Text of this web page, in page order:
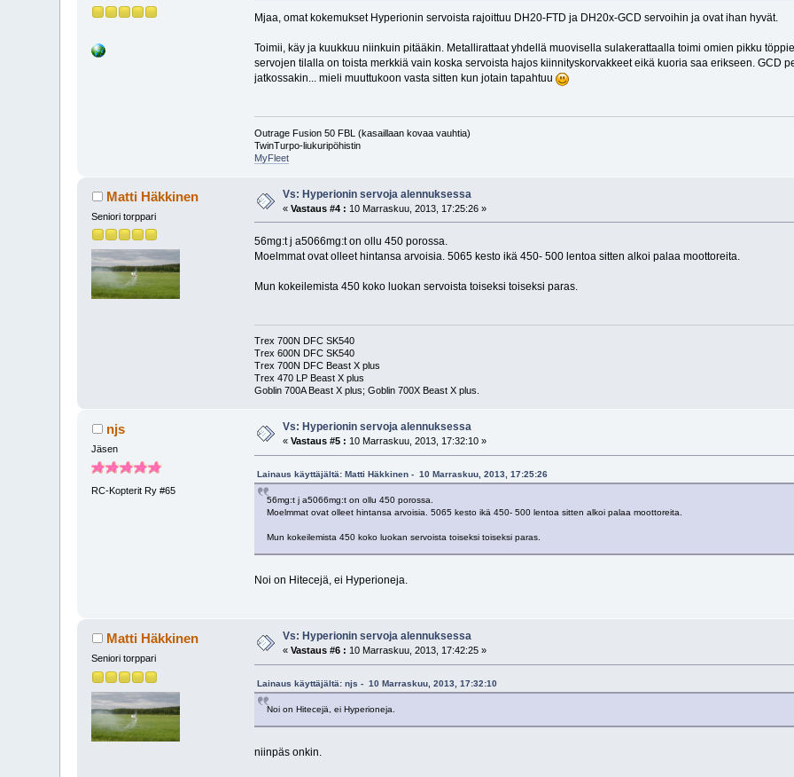
Mjaa, omat kokemukset Hyperionin servoista rajoittuu DH20-FTD ja DH20x-GCD servoihin ja ovat ihan hyvät.
Toimii, käy ja kuukkuu niinkuin pitääkin. Metallirattaat yhdellä muovisella sulakerattaalla toimi omien pikku
servojen tilalla on toista merkkiä vain koska servoista hajos kiinnityskorvakkeet eikä kuoria saa erikseen. GCD
jatkossakin... mieli muuttukoon vasta sitten kun jotain tapahtuu
Outrage Fusion 50 FBL (kasaillaan kovaa vauhtia)
TwinTurpo-liukuripöhistin
MyFleet
Matti Häkkinen
Seniori torppari
Vs: Hyperionin servoja alennuksessa
«Vastaus #4 : 10 Marraskuu, 2013, 17:25:26 »
56mg:t j a5066mg:t on ollu 450 porossa.
Moelmmat ovat olleet hintansa arvoisia. 5065 kesto ikä 450- 500 lentoa sitten alkoi palaa moottoreita.
Mun kokeilemista 450 koko luokan servoista toiseksi toiseksi paras.
Trex 700N DFC SK540
Trex 600N DFC SK540
Trex 700N DFC Beast X plus
Trex 470 LP Beast X plus
Goblin 700A Beast X plus; Goblin 700X Beast X plus.
njs
Jäsen
RC-Kopterit Ry #65
Vs: Hyperionin servoja alennuksessa
«Vastaus #5 : 10 Marraskuu, 2013, 17:32:10 »
Lainaus käyttäjältä: Matti Häkkinen - 10 Marraskuu, 2013, 17:25:26
56mg:t j a5066mg:t on ollu 450 porossa.
Moelmmat ovat olleet hintansa arvoisia. 5065 kesto ikä 450- 500 lentoa sitten alkoi palaa moottoreita.
Mun kokeilemista 450 koko luokan servoista toiseksi toiseksi paras.
Noi on Hitecejä, ei Hyperioneja.
Matti Häkkinen
Seniori torppari
Vs: Hyperionin servoja alennuksessa
«Vastaus #6 : 10 Marraskuu, 2013, 17:42:25 »
Lainaus käyttäjältä: njs - 10 Marraskuu, 2013, 17:32:10
Noi on Hitecejä, ei Hyperioneja.
niinpäs onkin.